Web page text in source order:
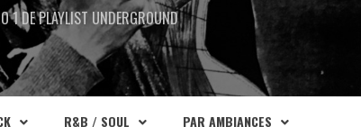
1 DE PLAYLIST UNDERGROUND
R&B / SOUL PAR AMBIANCES